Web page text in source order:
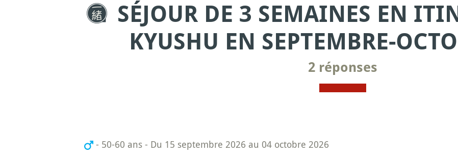
SÉJOUR DE 3 SEMAINES EN
KYUSHU EN SEPTEMBRE-
2 réponses
- 50-60 ans - Du 15 septembre 2026 au 04 octobre 2026